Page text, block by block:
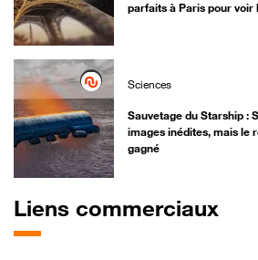
parfaits à Paris pour voir
Sciences
Sauvetage du Starship :
images inédites, mais le
gagné
Liens commerciaux